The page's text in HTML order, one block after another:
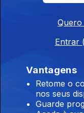
Corsino Fortes,
"Tertúlia
«Timor-Leste -
Quero
Entrar
Vantagens
Retome o
nos seus
Guarde